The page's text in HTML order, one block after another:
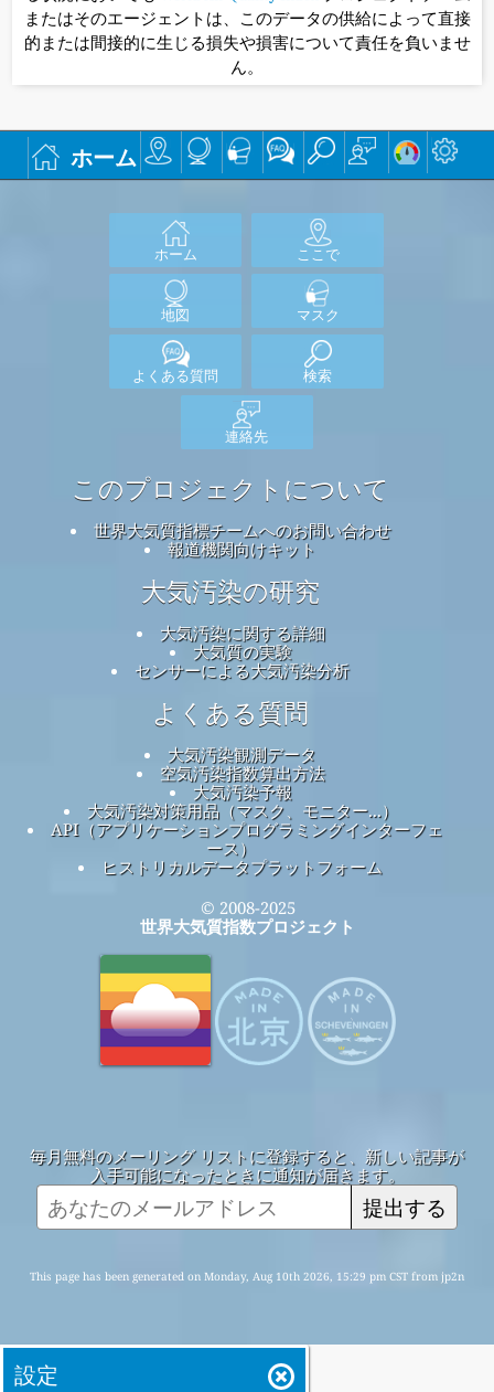
またはそのエージェントは、このデータの供給によって直接
的または間接的に生じる損失や損害について責任を負いませ
ん。
ホーム
ホーム ここで
地図 マスク
よくある質問 検索
連絡先
このプロジェクトについて
世界大気質指標チームへのお問い合わせ
報道機関向けキット
大気汚染の研究
大気汚染に関する詳細
大気質の実験
センサーによる大気汚染分析
よくある質問
大気汚染観測データ
空気汚染指数算出方法
大気汚染予報
大気汚染対策用品（マスク、モニター...）
API（アプリケーションプログラミングインターフェ
ース）
ヒストリカルデータプラットフォーム
© 2008-2025
世界大気質指数プロジェクト
毎月無料のメーリング リストに登録すると、新しい記事が
入手可能になったときに通知が届きます。
提出する
This page has been generated on Monday, Aug 10th 2026, 15:29 pm CST from jp2n
設定